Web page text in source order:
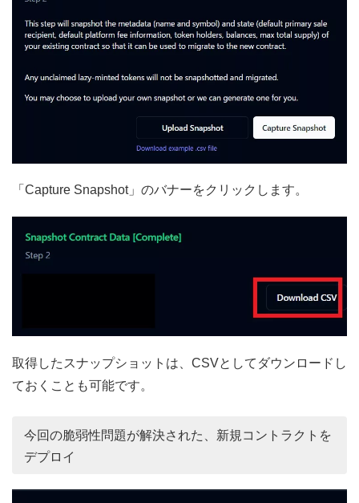
「Capture Snapshot」のバナーをクリックします。
取得したスナップショットは、CSVとしてダウンロードし
ておくことも可能です。
今回の脆弱性問題が解決された、新規コントラクトを
デプロイ